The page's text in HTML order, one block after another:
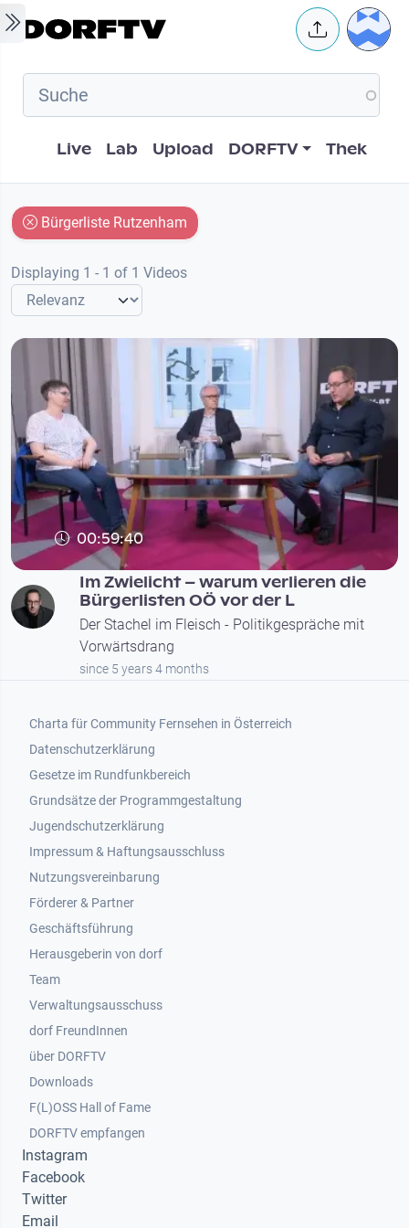
Skip to main content User
Hauptnavigation
Live Lab Upload DORFTV Thek
Bürgerliste Rutzenham
Displaying 1 - 1 of 1 Videos
00:59:40
Im Zwielicht – warum verlieren die
Bürgerlisten OÖ vor der L
Der Stachel im Fleisch - Politikgespräche mit
Vorwärtsdrang
since 5 years 4 months
Footer 1
Charta für Community Fernsehen in Österreich
Datenschutzerklärung
Gesetze im Rundfunkbereich
Grundsätze der Programmgestaltung
Jugendschutzerklärung
Impressum & Haftungsausschluss
Nutzungsvereinbarung
Footer 2
Förderer & Partner
Geschäftsführung
Herausgeberin von dorf
Team
Verwaltungsausschuss
dorf FreundInnen
Footer 3
über DORFTV
Downloads
F(L)OSS Hall of Fame
Footer 4
DORFTV empfangen
Instagram
Facebook
Twitter
Email